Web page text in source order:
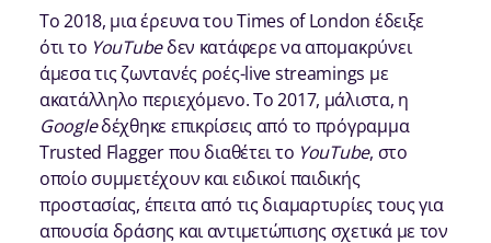
Το 2018, μια έρευνα του Times of London έδειξε
ότι το YouTubeδεν κατάφερε να απομακρύνει
άμεσα τις ζωντανές ροές-live streamings με
ακατάλληλο περιεχόμενο. Το 2017, μάλιστα, η
Googleδέχθηκε επικρίσεις από το πρόγραμμα
Trusted Flagger που διαθέτει το YouTube, στο
οποίο συμμετέχουν και ειδικοί παιδικής
προστασίας, έπειτα από τις διαμαρτυρίες τους για
απουσία δράσης και αντιμετώπισης σχετικά με τον